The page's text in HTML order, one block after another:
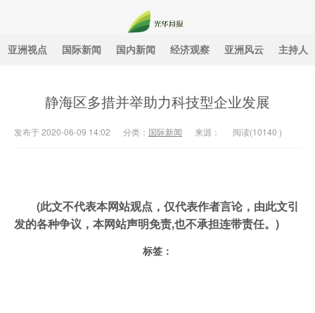
光华月报
亚洲视点 国际新闻 国内新闻 经济观察 亚洲风云 主持人
静海区多措并举助力科技型企业发展
发布于 2020-06-09 14:02 分类： 国际新闻 来源： 阅读(10140 )
(此文不代表本网站观点，仅代表作者言论，由此文引
发的各种争议，本网站声明免责,也不承担连带责任。)
标签：